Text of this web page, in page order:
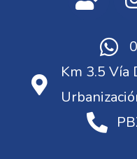
Km 3.5 Vía